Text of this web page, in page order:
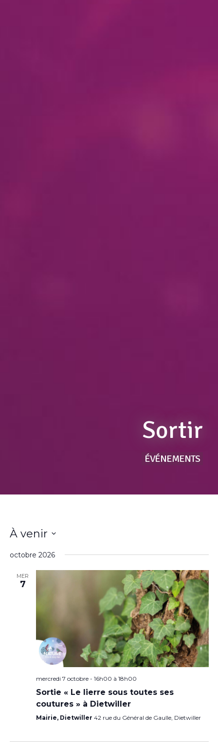
Sortir
ÉVÉNEMENTS
À venir
une
octobre 2026
MER
7
mercredi 7 octobre - 16h00 à 18h00
Sortie « Le lierre sous toutes ses
coutures » à Dietwiller
Mairie, Dietwiller 42 rue du Général de Gaulle, Dietwiller